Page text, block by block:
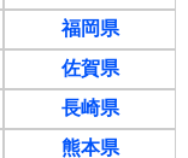
福岡県
佐賀県
長崎県
熊本県